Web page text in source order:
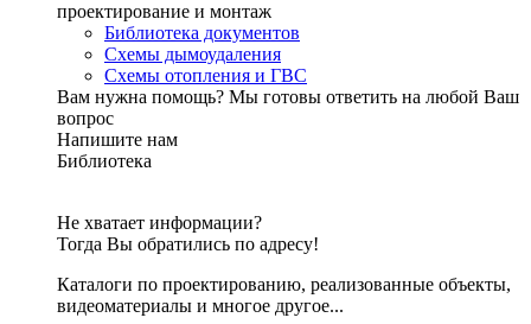
проектирование и монтаж
Библиотека документов
Схемы дымоудаления
Схемы отопления и ГВС
Вам нужна помощь? Мы готовы ответить на любой Ваш
вопрос
Напишите нам
Библиотека
Не хватает информации?
Тогда Вы обратились по адресу!
Каталоги по проектированию, реализованные объекты,
видеоматериалы и многое другое...